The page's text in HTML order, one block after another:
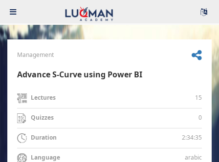
Management
Advance S-Curve using Power BI
Lectures 15
Quizzes 0
Duration 2:34:35
Language arabic